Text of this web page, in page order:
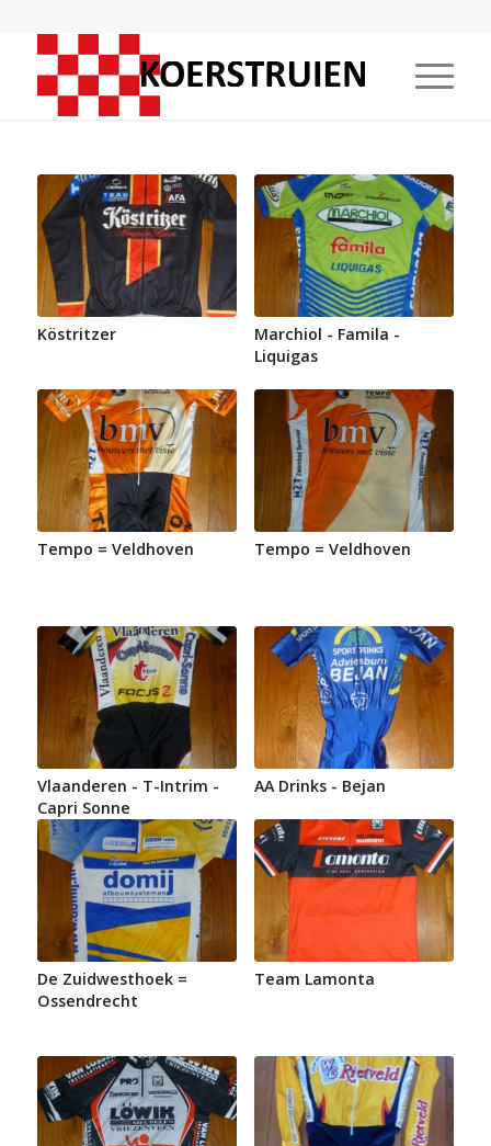
Köstritzer
Marchiol - Famila -
Liquigas
Tempo = Veldhoven Tempo = Veldhoven
Vlaanderen - T-Intrim -
Capri Sonne
AA Drinks - Bejan
De Zuidwesthoek =
Ossendrecht
Team Lamonta